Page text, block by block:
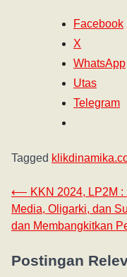
Facebook
X
WhatsApp
Utas
Telegram
Tagged
⟵ KKN 2024, LP2M
Media, Oligarki, dan
dan Membangkitkan
Postingan